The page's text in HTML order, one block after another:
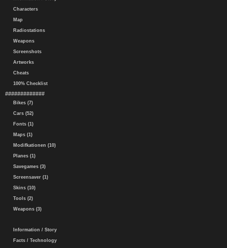
Characters
Map
Radiostations
Weapons
Screenshots
Artworks
Cheats
100% Checklist
#############
Bikes (7)
Cars (52)
Fonts (1)
Maps (1)
Modifkationen (10)
Planes (1)
Savegames (3)
Screensaver (1)
Skins (10)
Tools (2)
Weapons (3)
Information / Story
Facts / Technology